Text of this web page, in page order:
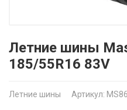
Летние шины
185/55R16 83V
Летние шины Артикул: